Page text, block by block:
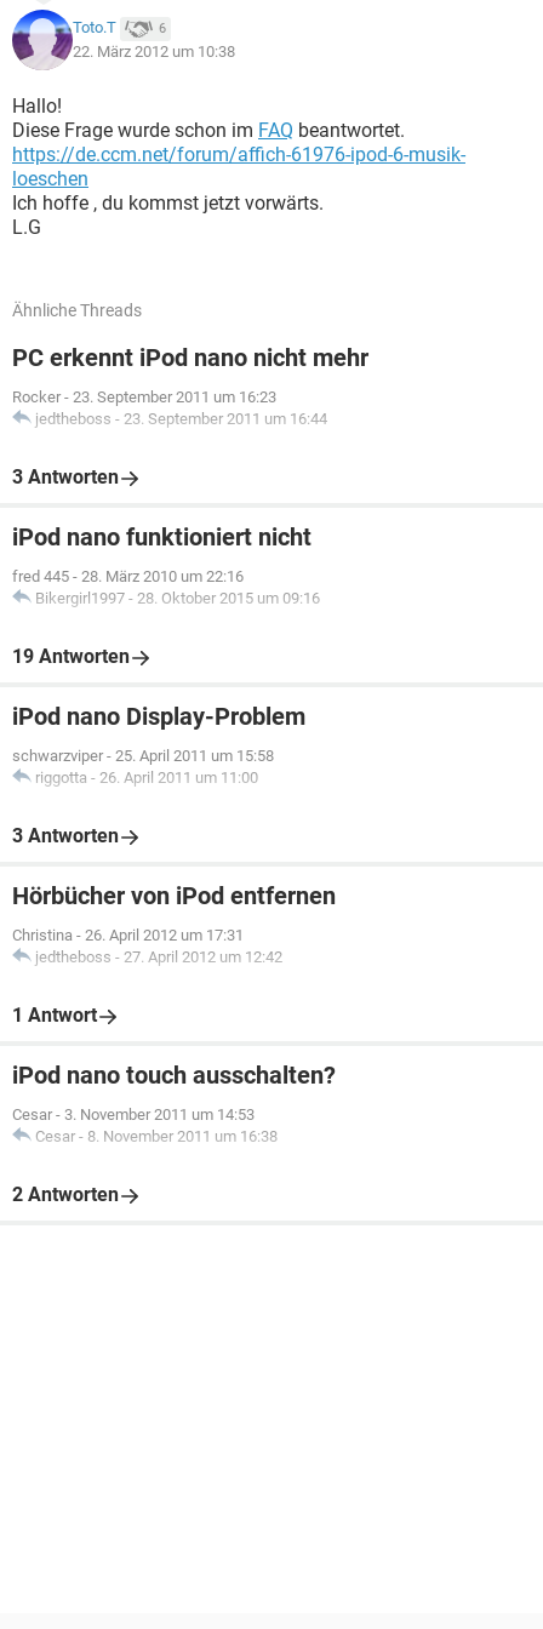
Toto.T 6
22. März 2012 um 10:38
Hallo!
Diese Frage wurde schon im FAQ beantwortet.
https://de.ccm.net/forum/affich-61976-ipod-6-musik-
loeschen
Ich hoffe , du kommst jetzt vorwärts.
L.G
Ähnliche Threads
PC erkennt iPod nano nicht mehr
Rocker - 23. September 2011 um 16:23
jedtheboss - 23. September 2011 um 16:44
3 Antworten
iPod nano funktioniert nicht
fred 445 - 28. März 2010 um 22:16
Bikergirl1997 - 28. Oktober 2015 um 09:16
19 Antworten
iPod nano Display-Problem
schwarzviper - 25. April 2011 um 15:58
riggotta - 26. April 2011 um 11:00
3 Antworten
Hörbücher von iPod entfernen
Christina - 26. April 2012 um 17:31
jedtheboss - 27. April 2012 um 12:42
1 Antwort
iPod nano touch ausschalten?
Cesar - 3. November 2011 um 14:53
Cesar - 8. November 2011 um 16:38
2 Antworten